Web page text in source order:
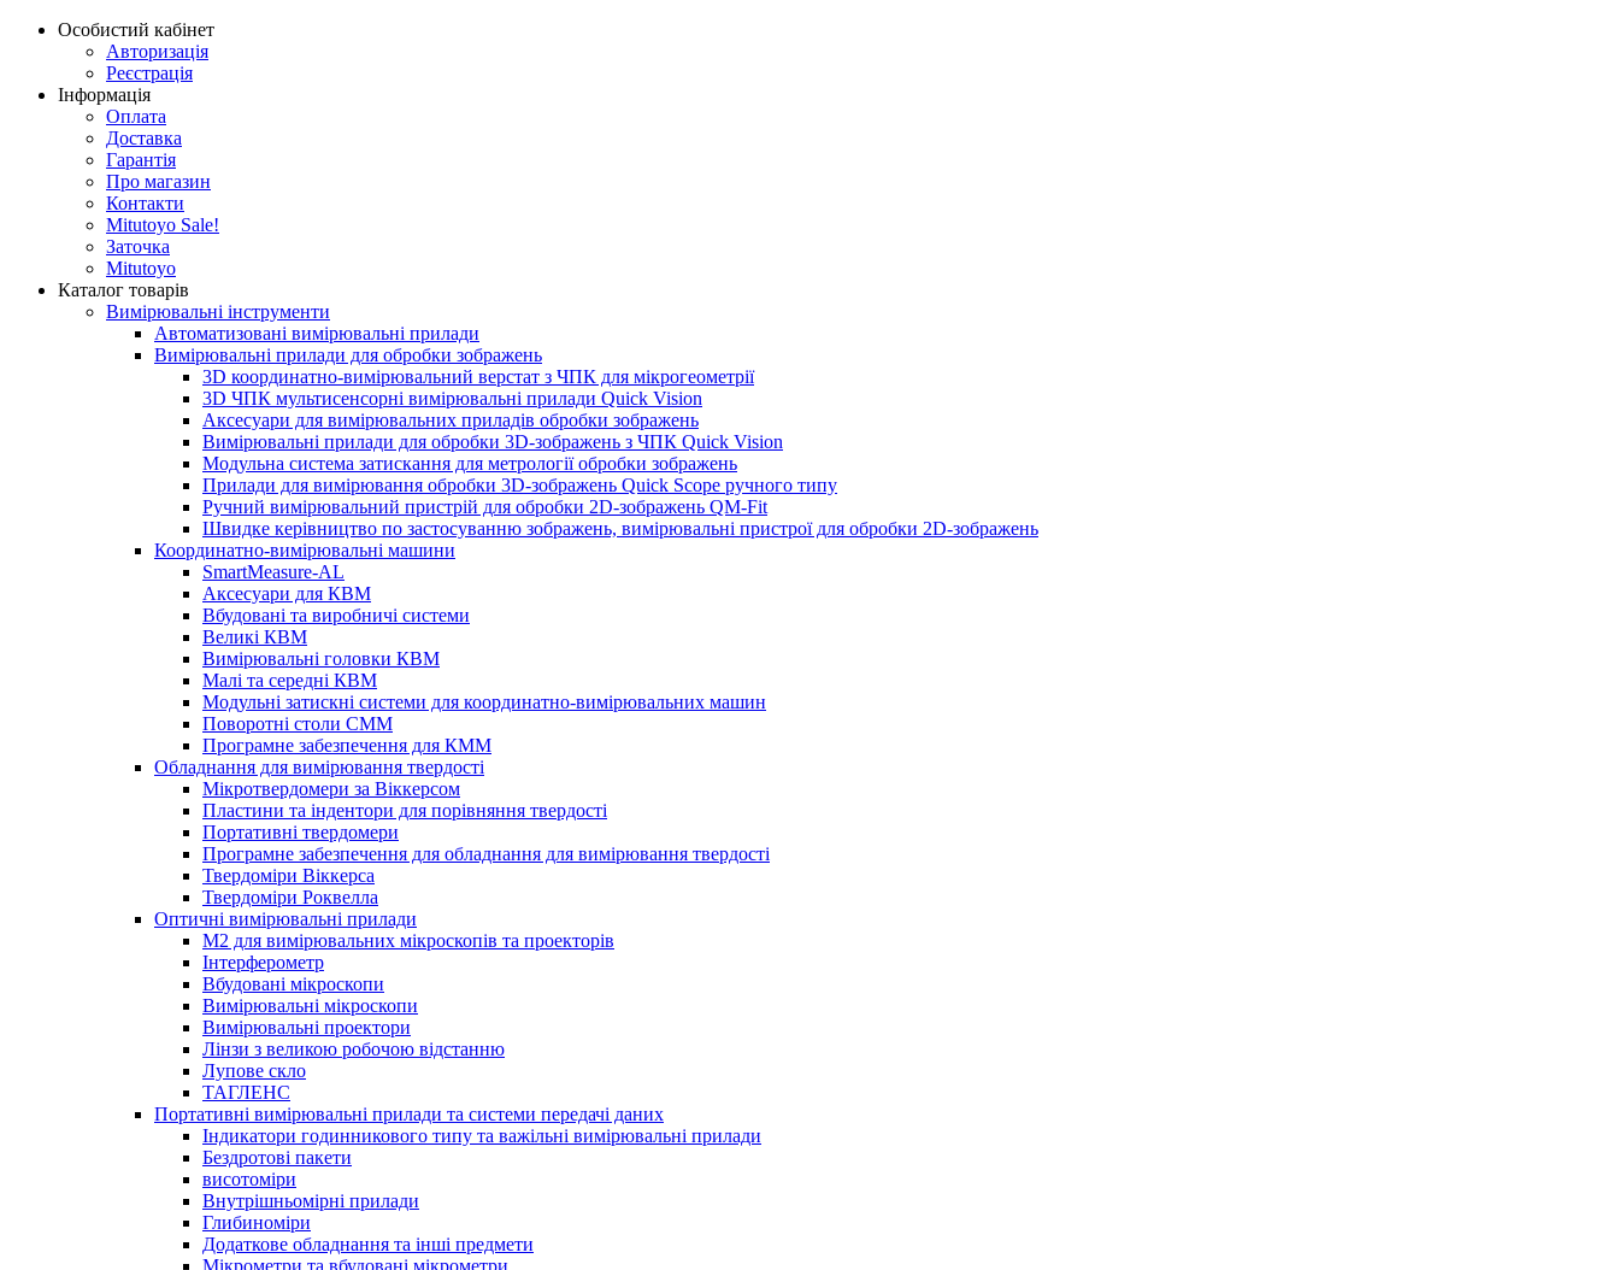
Особистий кабінет
Авторизація
Реєстрація
Інформація
Оплата
Доставка
Гарантія
Про магазин
Контакти
Mitutoyo Sale!
Заточка
Mitutoyo
Каталог товарів
Вимірювальні інструменти
Автоматизовані вимірювальні прилади
Вимірювальні прилади для обробки зображень
3D координатно-вимірювальний верстат з ЧПК для мікрогеометрії
3D ЧПК мультисенсорні вимірювальні прилади Quick Vision
Аксесуари для вимірювальних приладів обробки зображень
Вимірювальні прилади для обробки 3D-зображень з ЧПК Quick Vision
Модульна система затискання для метрології обробки зображень
Прилади для вимірювання обробки 3D-зображень Quick Scope ручного типу
Ручний вимірювальний пристрій для обробки 2D-зображень QM-Fit
Швидке керівництво по застосуванню зображень, вимірювальні пристрої для обробки 2D-зображень
Координатно-вимірювальні машини
SmartMeasure-AL
Аксесуари для КВМ
Вбудовані та виробничі системи
Великі КВМ
Вимірювальні головки КВМ
Малі та середні КВМ
Модульні затискні системи для координатно-вимірювальних машин
Поворотні столи CMM
Програмне забезпечення для КММ
Обладнання для вимірювання твердості
Мікротвердомери за Віккерсом
Пластини та індентори для порівняння твердості
Портативні твердомери
Програмне забезпечення для обладнання для вимірювання твердості
Твердоміри Віккерса
Твердоміри Роквелла
Оптичні вимірювальні прилади
M2 для вимірювальних мікроскопів та проекторів
Інтерферометр
Вбудовані мікроскопи
Вимірювальні мікроскопи
Вимірювальні проектори
Лінзи з великою робочою відстанню
Лупове скло
ТАГЛЕНС
Портативні вимірювальні прилади та системи передачі даних
Індикатори годинникового типу та важільні вимірювальні прилади
Бездротові пакети
висотоміри
Внутрішньомірні прилади
Глибиноміри
Додаткове обладнання та інші предмети
Мікрометри та вбудовані мікрометри